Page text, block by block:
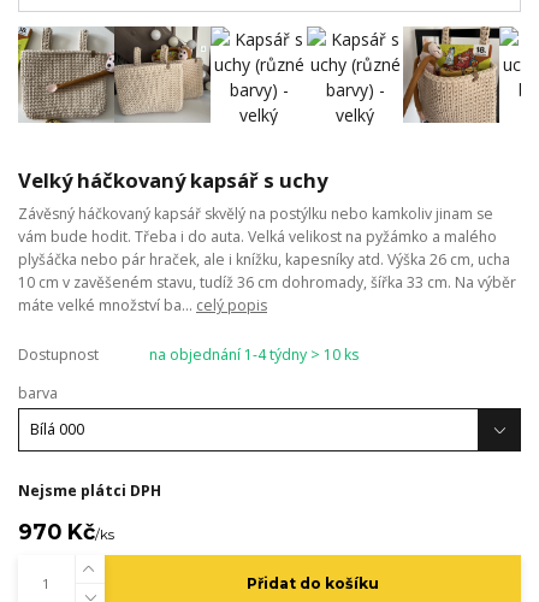
Velký háčkovaný kapsář s uchy
Závěsný háčkovaný kapsář skvělý na postýlku nebo kamkoliv jinam se
vám bude hodit. Třeba i do auta. Velká velikost na pyžámko a malého
plyšáčka nebo pár hraček, ale i knížku, kapesníky atd. Výška 26 cm, ucha
10 cm v zavěšeném stavu, tudíž 36 cm dohromady, šířka 33 cm. Na výběr
máte velké množství ba... celý popis
Dostupnost
na objednání 1-4 týdny > 10 ks
barva
Nejsme plátci DPH
970 Kč/ks
Přidat do košíku